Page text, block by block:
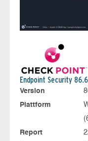
Endpoint Security
Version
Plattform
Report